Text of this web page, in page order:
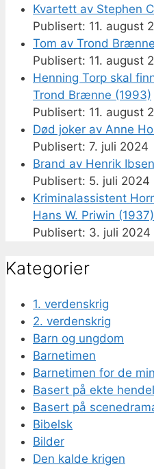
Kvartett av Stephen
11. august
Tom av Trond
11. august
Henning Torp skal
Trond Brænne (1993)
11. august
Død joker av Anne
7. juli 2024
Brand av Henrik
5. juli 2024
Kriminalassistent
Hans W. Priwin (1937)
3. juli 2024
Kategorier
1. verdenskrig
2. verdenskrig
Barn og ungdom
Barnetimen
Barnetimen for de
Basert på ekte
Basert på
Bibelsk
Bilder
Den kalde krigen